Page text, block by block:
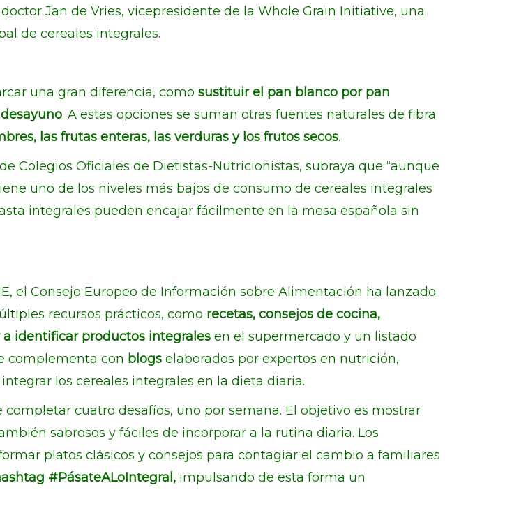
Jan de Vries, vicepresidente de la Whole Grain Initiative, una
de cereales integrales.
una gran diferencia, como sustituir el pan blanco por pan
. A estas opciones se suman otras fuentes naturales de fibra
las frutas enteras, las verduras y los frutos secos.
Colegios Oficiales de Dietistas-Nutricionistas, subraya que “aunque
uno de los niveles más bajos de consumo de cereales integrales
integrales pueden encajar fácilmente en la mesa española sin
el Consejo Europeo de Información sobre Alimentación ha lanzado
recursos prácticos, como recetas, consejos de cocina,
identificar productos integrales en el supermercado y un listado
complementa con blogs elaborados por expertos en nutrición,
los cereales integrales en la dieta diaria.
completar cuatro desafíos, uno por semana. El objetivo es mostrar
sabrosos y fáciles de incorporar a la rutina diaria. Los
platos clásicos y consejos para contagiar el cambio a familiares
#PásateALoIntegral, impulsando de esta forma un